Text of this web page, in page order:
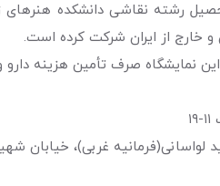
رشته نقاشی دانشکده
و خارج از ايران شرکت کرده است.
نمايشگاه صرف تأمين هزينه دارو
غربی)، خیابان